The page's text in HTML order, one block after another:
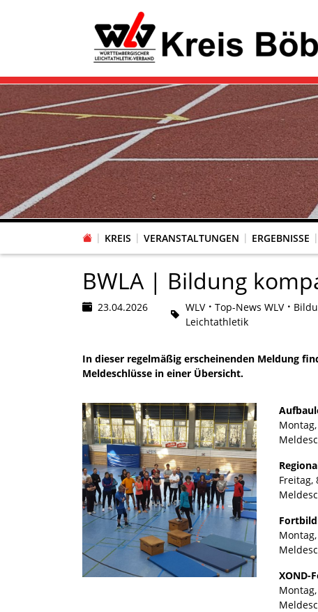
KREIS VERANSTALTUNGEN ERGEBNISSE
BWLA | Bildung
23.04.2026 WLV Top-News WLV
Leichtathletik
In dieser regelmäßig erscheinenden Meldung
Meldeschlüsse in einer Übersicht.
Freitag,
XOND-